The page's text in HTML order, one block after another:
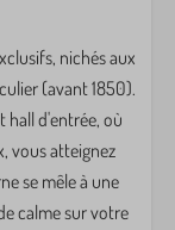
nichés aux
(avant 1850).
hall d'entrée, où
vous atteignez
se mêle à une
calme sur votre